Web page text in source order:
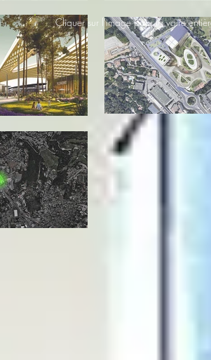
Cliquer sur l'image pour la voire